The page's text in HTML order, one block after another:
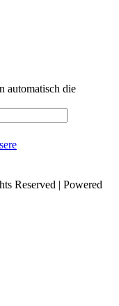
automatisch die
Reserved | Powered